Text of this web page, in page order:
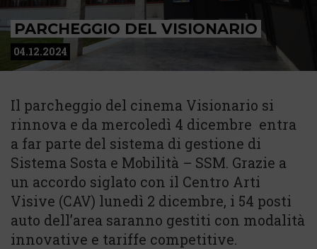
PARCHEGGIO DEL VISIONARIO
04.12.2024
Il parcheggio del cinema Visionario si
rinnova e da mercoledì 4 dicembre entra
a far parte del sistema di gestione di
Sistema Sosta e Mobilità – SSM. Grazie a
un accordo siglato con il Centro Arti
Visive (CAV) lunedì 2 dicembre, i 54 posti
auto dell’area saranno gestiti con modalità
innovative e tariffe competitive.